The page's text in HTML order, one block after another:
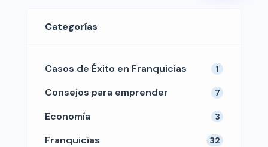
Categorías
Casos de Éxito en Franquicias 1
Consejos para emprender 7
Economía 3
Franquicias 32